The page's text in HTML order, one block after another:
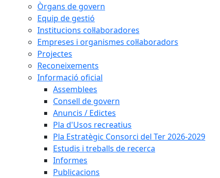
Òrgans de govern
Equip de gestió
Institucions col·laboradores
Empreses i organismes col·laboradors
Projectes
Reconeixements
Informació oficial
Assemblees
Consell de govern
Anuncis / Edictes
Pla d'Usos recreatius
Pla Estratègic Consorci del Ter 2026-2029
Estudis i treballs de recerca
Informes
Publicacions